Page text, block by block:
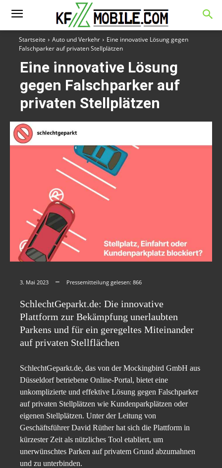
Startseite Auto und Verkehr
Eine innovative Lösung gegen
Falschparker auf privaten Stellplätzen
Eine innovative Lösung
gegen Falschparker auf
privaten Stellplätzen
3. Mai 2023 Pressemitteilung gelesen: 866
SchlechtGeparkt.de: Die innovative
Plattform zur Bekämpfung unerlaubten
Parkens und für ein geregeltes Miteinander
auf privaten Stellflächen
SchlechtGeparkt.de, das von der Mockingbird GmbH aus
Düsseldorf betriebene Online-Portal, bietet eine
unkomplizierte und effektive Lösung gegen Falschparker
auf privaten Stellplätzen wie Kundenparkplätzen oder
eigenen Stellplätzen. Unter der Leitung von
Geschäftsführer David Rüther hat sich die Plattform in
kürzester Zeit als nützliches Tool etabliert, um
unerwünschtes Parken auf privatem Grund abzumahnen
und zu unterbinden.